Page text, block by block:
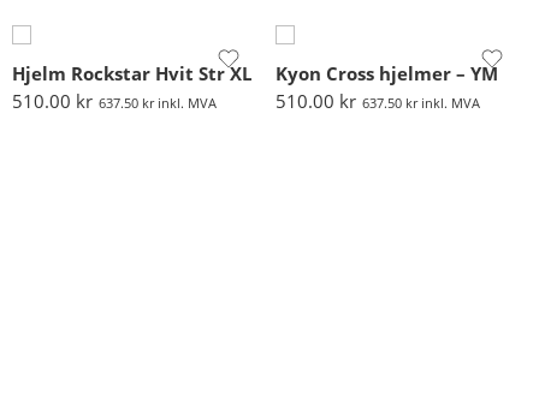
Hjelm Rockstar Hvit Str XL
510.00 kr 637.50 krinkl. MVA
Kyon Cross hjelmer – YM
510.00 kr 637.50 krinkl. MVA